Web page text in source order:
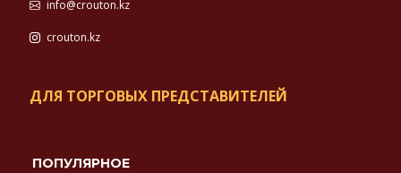
info@crouton.kz
crouton.kz
ДЛЯ ТОРГОВЫХ ПРЕДСТАВИТЕЛЕЙ
ПОПУЛЯРНОЕ